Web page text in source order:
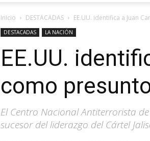
Inicio DESTACADAS EE.UU. identifica a Juan
DESTACADAS LA NACIÓN
EE.UU.
como
El Centro Nacional Antiterrorista
sucesor del liderazgo del Cártel